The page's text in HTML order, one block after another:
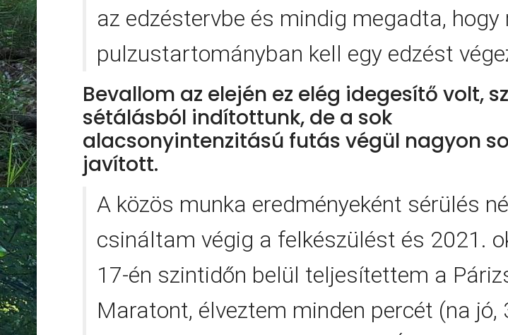
az edzéstervbe és mindig megadta, hogy
pulzustartományban kell egy edzést
Bevallom az elején ez elég idegesítő volt,
sétálásból indítottunk, de a sok
alacsonyintenzitású futás végül nagyon
javított.
A közös munka eredményeként sérülés
csináltam végig a felkészülést és 2021.
17-én szintidőn belül teljesítettem a
Maratont, élveztem minden percét (na jó,